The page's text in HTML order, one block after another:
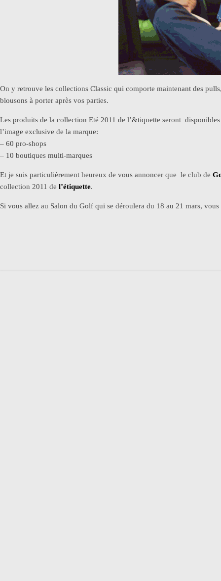
On y retrouve les collections Classic qui comporte maintenant des
blousons à porter après vos parties.
Les produits de la collection Eté 2011 de l’&tiquette seront
l’image exclusive de la marque:
– 60 pro-shops
– 10 boutiques multi-marques
Et je suis particulièrement heureux de vous annoncer que le club de
collection 2011 de l’étiquette.
Si vous allez au Salon du Golf qui se déroulera du 18 au 21 mars,